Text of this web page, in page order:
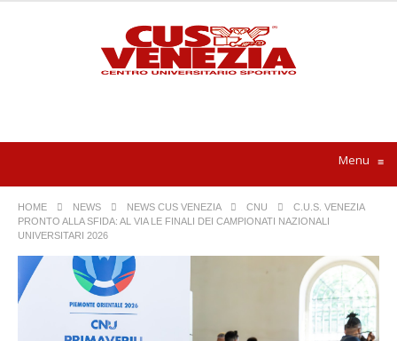
Menu ≡
HOME NEWS NEWS CUS VENEZIA CNU
C.U.S. VENEZIA
PRONTO ALLA SFIDA: AL VIA LE FINALI DEI CAMPIONATI NAZIONALI
UNIVERSITARI 2026